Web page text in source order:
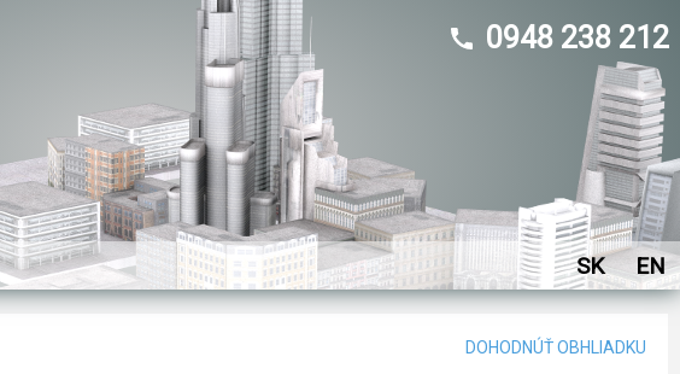
0948 238 212
SK EN
DOHODNÚŤ OBHLIADKU